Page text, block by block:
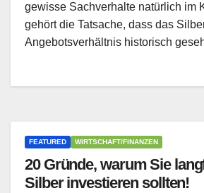
gewisse Sachverhalte natürlich im
gehört die Tatsache, dass das
Angebotsverhältnis historisch
FEATURED WIRTSCHAFT/FINANZEN
20 Gründe, warum Sie
Silber investieren sollten!